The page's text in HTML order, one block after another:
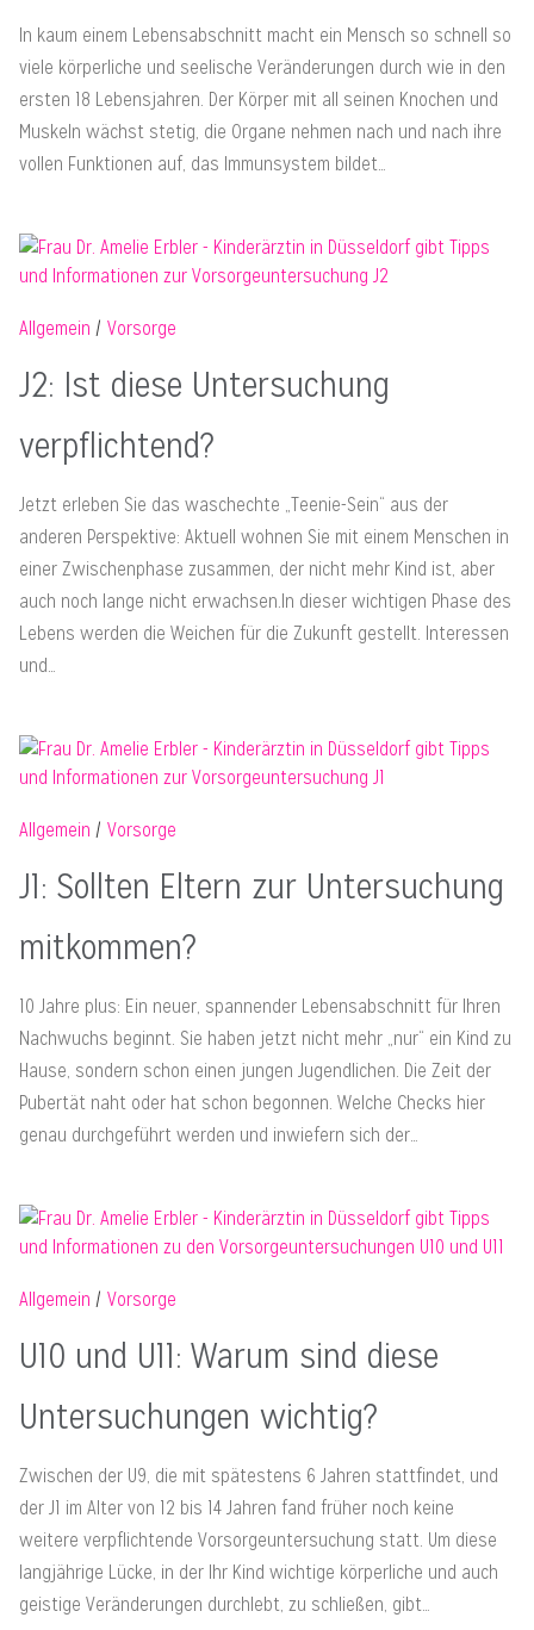
In kaum einem Lebensabschnitt macht ein Mensch so schnell so
viele körperliche und seelische Veränderungen durch wie in den
ersten 18 Lebensjahren. Der Körper mit all seinen Knochen und
Muskeln wächst stetig, die Organe nehmen nach und nach ihre
vollen Funktionen auf, das Immunsystem bildet…
Allgemein Vorsorge
J2: Ist diese Untersuchung
verpflichtend?
Jetzt erleben Sie das waschechte „Teenie-Sein“ aus der
anderen Perspektive: Aktuell wohnen Sie mit einem Menschen in
einer Zwischenphase zusammen, der nicht mehr Kind ist, aber
auch noch lange nicht erwachsen.In dieser wichtigen Phase des
Lebens werden die Weichen für die Zukunft gestellt. Interessen
und…
Allgemein Vorsorge
J1: Sollten Eltern zur Untersuchung
mitkommen?
10 Jahre plus: Ein neuer, spannender Lebensabschnitt für Ihren
Nachwuchs beginnt. Sie haben jetzt nicht mehr „nur“ ein Kind zu
Hause, sondern schon einen jungen Jugendlichen. Die Zeit der
Pubertät naht oder hat schon begonnen. Welche Checks hier
genau durchgeführt werden und inwiefern sich der…
Allgemein Vorsorge
U10 und U11: Warum sind diese
Untersuchungen wichtig?
Zwischen der U9, die mit spätestens 6 Jahren stattfindet, und
der J1 im Alter von 12 bis 14 Jahren fand früher noch keine
weitere verpflichtende Vorsorgeuntersuchung statt. Um diese
langjährige Lücke, in der Ihr Kind wichtige körperliche und auch
geistige Veränderungen durchlebt, zu schließen, gibt…